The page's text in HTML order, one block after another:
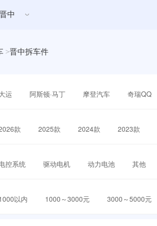
晋中
>晋中拆车件
运 阿斯顿·马丁 摩登汽车 奇瑞QQ
款 2025款 2024款 2023款
控系统 驱动电机 动力电池 其他
以内 1000～3000元 3000～5000元